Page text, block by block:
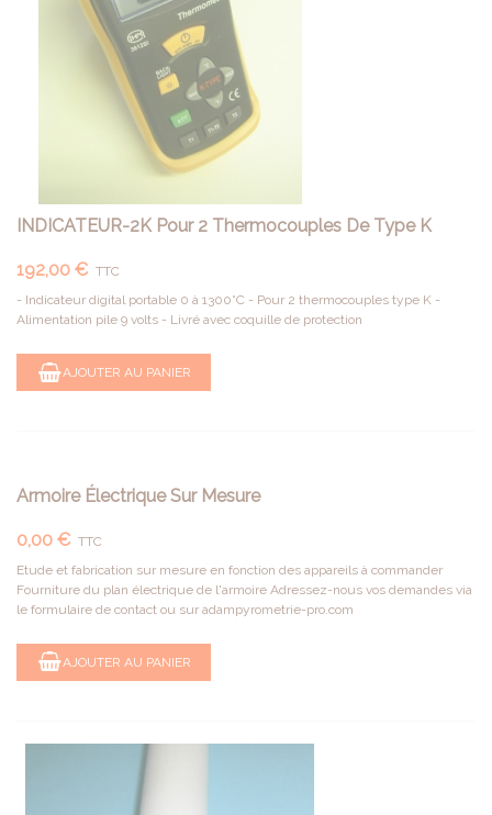
INDICATEUR-2K Pour 2 Thermocouples De Type K
192,00 € TTC
- Indicateur digital portable 0 à 1300°C - Pour 2 thermocouples type K -
Alimentation pile 9 volts - Livré avec coquille de protection
AJOUTER AU PANIER
Armoire Électrique Sur Mesure
0,00 € TTC
Etude et fabrication sur mesure en fonction des appareils à commander
Fourniture du plan électrique de l'armoire Adressez-nous vos demandes via
le formulaire de contact ou sur adampyrometrie-pro.com
AJOUTER AU PANIER